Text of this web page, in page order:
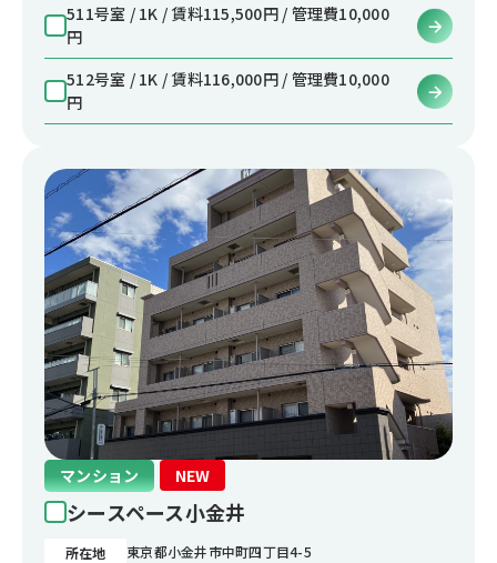
511号室 / 1K / 賃料115,500円 / 管理費10,000
円
512号室 / 1K / 賃料116,000円 / 管理費10,000
円
マンション NEW
シースペース小金井
所在地
東京都小金井市中町四丁目4-5